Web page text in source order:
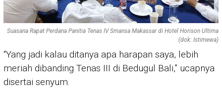
Suasana Rapat Perdana Panitia Tenas IV Smansa Makassar di Hotel Horison Ultima
(dok: Istimewa)
“Yang jadi kalau ditanya apa harapan saya, lebih
meriah dibanding Tenas III di Bedugul Bali,” ucapnya
disertai senyum.